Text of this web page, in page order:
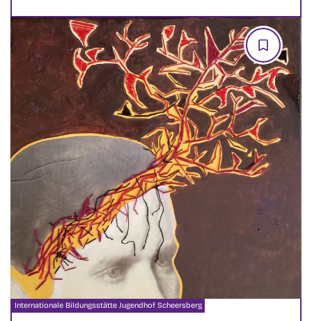
Veranstalter:
Internationale Bildungsstätte Jugendhof Scheersberg